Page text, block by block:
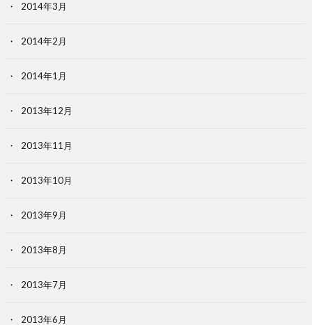
2014年3月
2014年2月
2014年1月
2013年12月
2013年11月
2013年10月
2013年9月
2013年8月
2013年7月
2013年6月